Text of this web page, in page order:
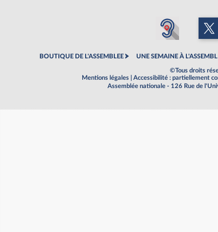
BOUTIQUE DE L'ASSEMBLEE UNE SEMAINE À
©Tous droits
Mentions légales
Accessibilité : partiellement
Assemblée nationale - 126 Rue de